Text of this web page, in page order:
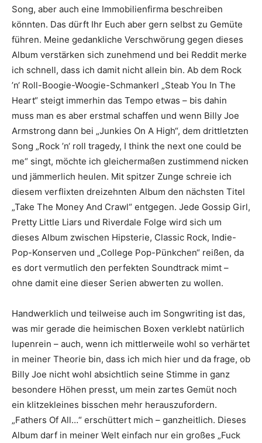
Song, aber auch eine Immobilienfirma beschreiben
könnten. Das dürft Ihr Euch aber gern selbst zu Gemüte
führen. Meine gedankliche Verschwörung gegen dieses
Album verstärken sich zunehmend und bei Reddit merke
ich schnell, dass ich damit nicht allein bin. Ab dem Rock
’n‘ Roll-Boogie-Woogie-Schmankerl „Steab You In The
Heart“ steigt immerhin das Tempo etwas – bis dahin
muss man es aber erstmal schaffen und wenn Billy Joe
Armstrong dann bei „Junkies On A High“, dem drittletzten
Song „Rock ’n‘ roll tragedy, I think the next one could be
me“ singt, möchte ich gleichermaßen zustimmend nicken
und jämmerlich heulen. Mit spitzer Zunge schreie ich
diesem verflixten dreizehnten Album den nächsten Titel
„Take The Money And Crawl“ entgegen. Jede Gossip Girl,
Pretty Little Liars und Riverdale Folge wird sich um
dieses Album zwischen Hipsterie, Classic Rock, Indie-
Pop-Konserven und „College Pop-Pünkchen“ reißen, da
es dort vermutlich den perfekten Soundtrack mimt –
ohne damit eine dieser Serien abwerten zu wollen.
Handwerklich und teilweise auch im Songwriting ist das,
was mir gerade die heimischen Boxen verklebt natürlich
lupenrein – auch, wenn ich mittlerweile wohl so verhärtet
in meiner Theorie bin, dass ich mich hier und da frage, ob
Billy Joe nicht wohl absichtlich seine Stimme in ganz
besondere Höhen presst, um mein zartes Gemüt noch
ein klitzekleines bisschen mehr herauszufordern.
„Fathers Of All…“ erschüttert mich – ganzheitlich. Dieses
Album darf in meiner Welt einfach nur ein großes „Fuck